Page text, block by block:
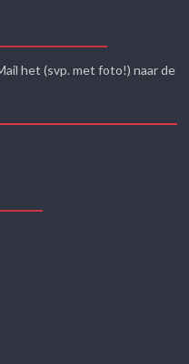
het (svp. met foto!) naar de